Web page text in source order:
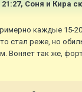
Соня и Кира
каждые 15-
стал реже, но
Воняет так же,